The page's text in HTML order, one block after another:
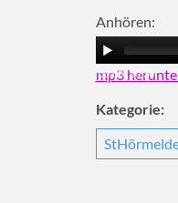
Anhören:
00:00 30:30
mp3
Kategorie: